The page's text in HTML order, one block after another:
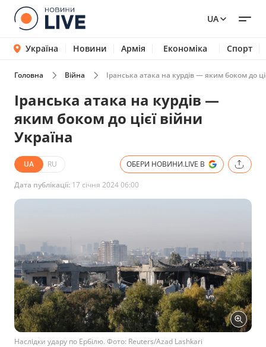
UA
Україна Новини Армія Економіка Спорт
Головна Війна Іранська атака на курдів — яким боком до
Іранська атака на курдів —
яким боком до цієї війни
Україна
UA RU ОБЕРИ НОВИНИ.LIVE В
Дата публікації: 17 січня 2024 06:00
Наслідки удару по Ербілю. Фото: Reuters/Azad Lashkari